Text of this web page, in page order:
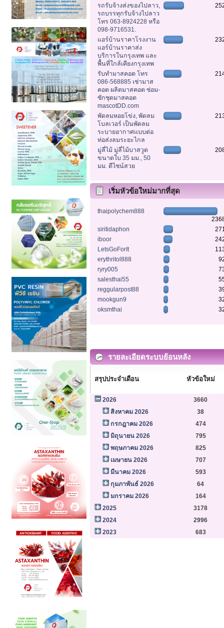
รถรับจ้างส่งของไปลาว,
รถบรรทุกรับจ้างไปลาว
โทร 063-8924228 หรือ
098-9716531.
แอร์บ้านราคาโรงงาน
แอร์บ้านราคาส่ง
บริการในกรุงเทพ และ
พื้นที่ใกล้เคียงกรุงเทพ
รับทำมาสคอต โทร
086-568885 เช่ามาส
คอต ผลิตมาสคอต ซ่อม-
ซักชุดมาสคอต
mascotDD.com
พัดลมหอยโข่ง, พัดลม
โบลเวอร์ เป็นพัดลม
ระบายอากาศแบบต่อ
ท่อส่งลมระยะไกล
มู่ลี่ไม้ มู่ลี่ไม้บาสวูด
ขนาดใบ 35 มม., 50
มม. ดีไซน์สวย
เริ่มหัวข้อใหม่มากที่สุด
thaipolychem888
siritidaphon
iboor
LetsGoForIt
erythritol888
ryry005
salesthai55
reggularpost88
mookgun9
oksmthai
รายละเอียดระบบย้อนหลัง
สรุปประจำเดือน หัวข้อใหม่
2026
3660
สิงหาคม 2026
38
กรกฎาคม 2026
474
มิถุนายน 2026
795
พฤษภาคม 2026
825
เมษายน 2026
707
มีนาคม 2026
593
กุมภาพันธ์ 2026
64
มกราคม 2026
164
2025
3178
2024
2996
2023
683